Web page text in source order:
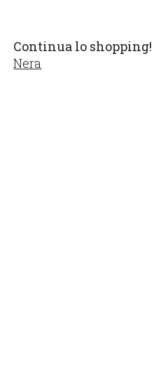
Continua lo shopping!
Nera